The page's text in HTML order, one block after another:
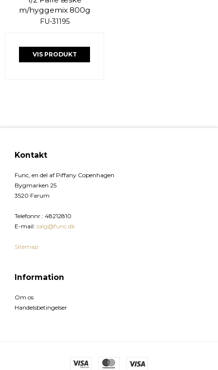
m/hyggemix 800g
FU-31195
VIS PRODUKT
Kontakt
Func, en del af Piffany Copenhagen
Bygmarken 25
3520 Farum
Telefonnr.: 48212810
E-mail: salg@func.dk
Sitemap
Information
Om os
Handelsbetingelser